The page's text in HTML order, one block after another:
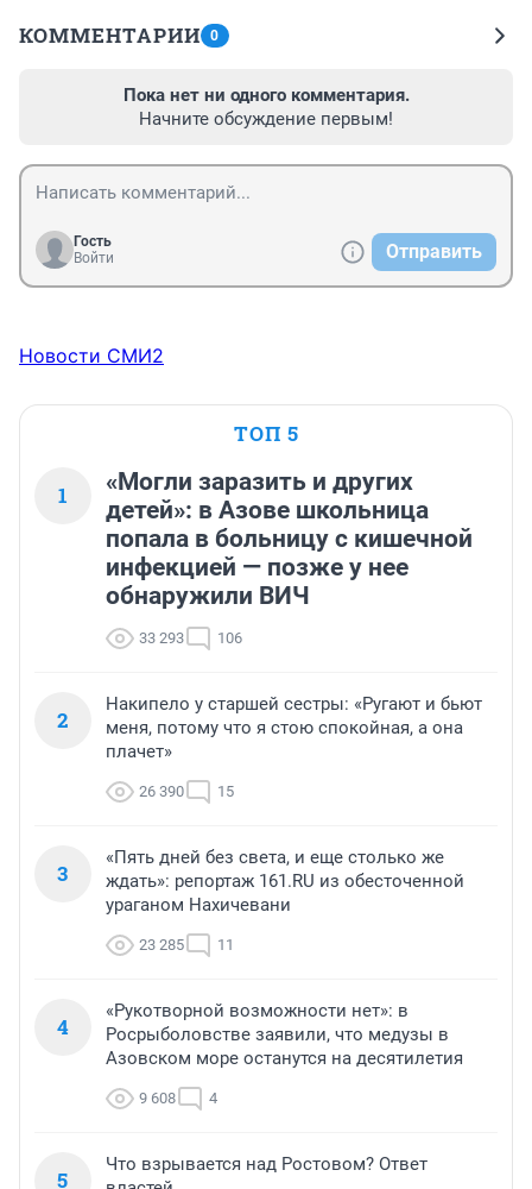
КОММЕНТАРИИ 0
Пока нет ни одного комментария.
Начните обсуждение первым!
Гость
Войти
Отправить
Новости СМИ2
ТОП 5
1
«Могли заразить и других
детей»: в Азове школьница
попала в больницу с кишечной
инфекцией — позже у нее
обнаружили ВИЧ
33 293 106
2
Накипело у старшей сестры: «Ругают и бьют
меня, потому что я стою спокойная, а она
плачет»
26 390 15
3
«Пять дней без света, и еще столько же
ждать»: репортаж 161.RU из обесточенной
ураганом Нахичевани
23 285 11
4
«Рукотворной возможности нет»: в
Росрыболовстве заявили, что медузы в
Азовском море останутся на десятилетия
9 608 4
5
Что взрывается над Ростовом? Ответ